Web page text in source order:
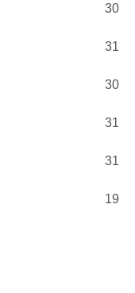
30
31
30
31
31
19